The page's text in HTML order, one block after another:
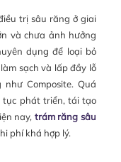
trị sâu răng ở giai
và chưa ảnh hưởng
dụng để loại bỏ
sạch và lấp đầy lỗ
Composite. Quá
phát triển, tái tạo
nay, trám răng sâu
phí khá hợp lý.